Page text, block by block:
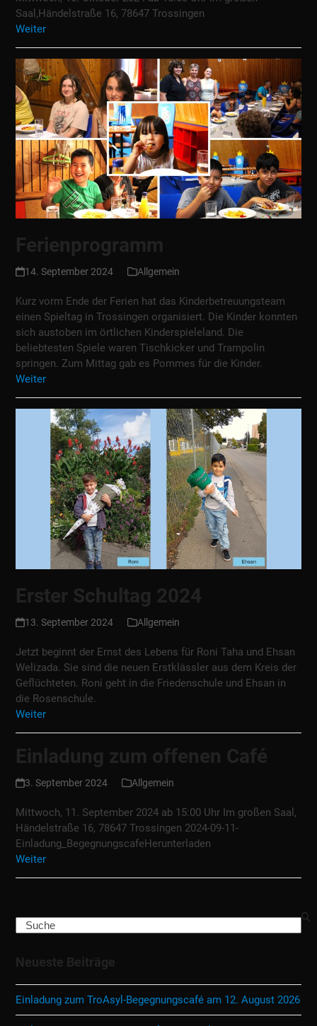
Saal,Händelstraße 16, 78647 Trossingen
Weiter
Ferienprogramm
14. September 2024 Allgemein
Kurz vorm Ende der Ferien hat das Kinderbetreuungsteam
einen Spieltag in Trossingen organisiert. Die Kinder konnten
sich austoben im örtlichen Kinderspieleland. Die
beliebtesten Spiele waren Tischkicker und Trampolin
springen. Zum Mittag gab es Pommes für die Kinder.
Weiter
Erster Schultag 2024
13. September 2024 Allgemein
Jetzt beginnt der Ernst des Lebens für Roni Taha und Ehsan
Welizada. Sie sind die neuen Erstklässler aus dem Kreis der
Geflüchteten. Roni geht in die Friedenschule und Ehsan in
die Rosenschule.
Weiter
Einladung zum offenen Café
3. September 2024 Allgemein
Mittwoch, 11. September 2024 ab 15:00 Uhr Im großen Saal,
Händelstraße 16, 78647 Trossingen 2024-09-11-
Einladung_BegegnungscafeHerunterladen
Weiter
Search
Neueste Beiträge
Einladung zum TroAsyl-Begegnungscafé am 12. August 2026